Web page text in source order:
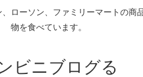
ローソン、ファミリーマートの
物を食べています。
ビニブログる